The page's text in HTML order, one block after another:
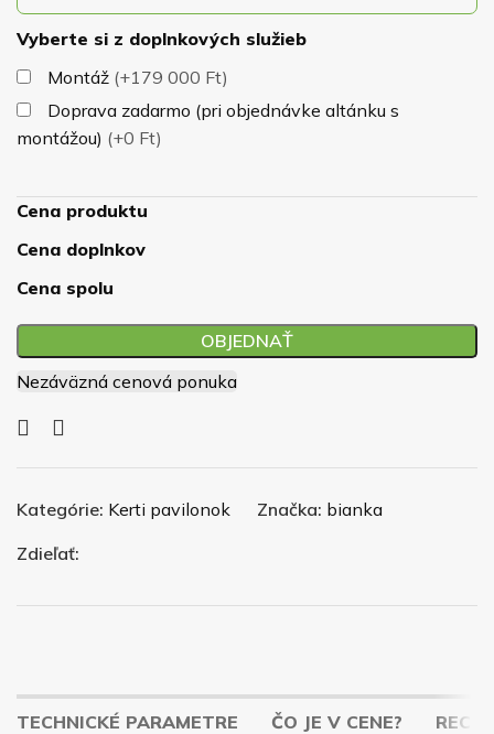
Vyberte si z doplnkových služieb
Montáž (+179 000 Ft)
Doprava zadarmo (pri objednávke altánku s
montážou) (+0 Ft)
Cena produktu
Cena doplnkov
Cena spolu
OBJEDNAŤ
Nezáväzná cenová ponuka
Kategórie: Kerti pavilonok Značka: bianka
Zdieľať:
TECHNICKÉ PARAMETRE ČO JE V CENE?